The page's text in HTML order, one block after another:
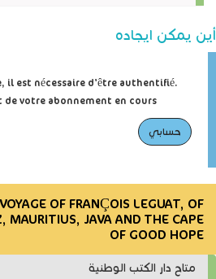
أين يمكن ايجاده
il est nécessaire d'être authentifié.
de votre abonnement en cours.
حسابي
OF FRANÇOIS LEGUAT, OF
MAURITIUS, JAVA AND THE CAPE
OF GOOD HOPE
متاح دار الكتب الوطنية